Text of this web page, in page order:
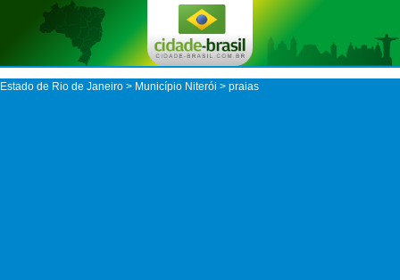
Estado de Rio de Janeiro > Município Niterói > praias